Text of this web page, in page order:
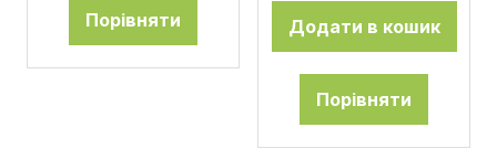
Порівняти Додати в кошик
Порівняти